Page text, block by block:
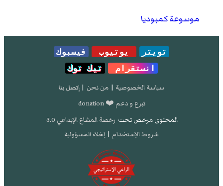
موسوعة كمبوديا
تويتر يوتيوب
فيسبوك
انستقرام
تيك توك
سياسة الخصوصية | من نحن | إتصل بنا
تبرع و دعم ❤️ donation
المحتوى مرخص تحت رخصة المشاع الإبداعي 3.0
شروط الإستخدام | إخلاء المسؤولية